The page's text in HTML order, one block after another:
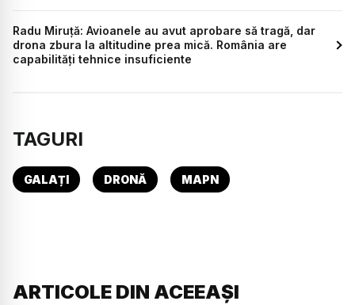
Radu Miruță: Avioanele au avut aprobare să tragă, dar
drona zbura la altitudine prea mică. România are
capabilități tehnice insuficiente
TAGURI
GALAȚI DRONĂ MAPN
ARTICOLE DIN ACEEAȘI